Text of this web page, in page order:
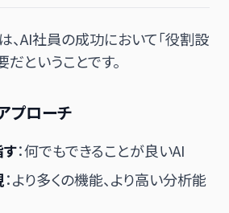
、AI社員の成功において「役割設
ということです。
プローチ
す：何でもできることが良いAI
：より多くの機能、より高い分析能